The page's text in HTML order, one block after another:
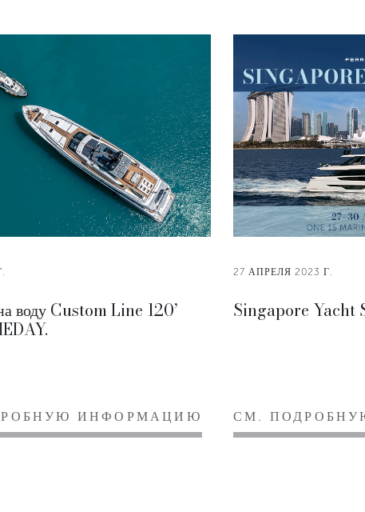
воду Custom Line 120’
ИНФОРМАЦИЮ
27 АПРЕЛЯ 2023 Г.
Singapore Yacht
СМ.